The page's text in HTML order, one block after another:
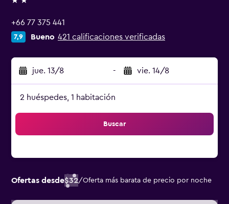
2 estrellas
+66 77 375 441
7,9 Bueno 421 calificaciones verificadas
jue. 13/8 - vie. 14/8
2 huéspedes, 1 habitación
Buscar
Ofertas desde$32/Oferta más barata de precio por noche